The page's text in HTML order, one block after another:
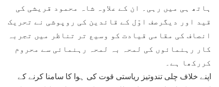
ہاتھ ہی میں رہی۔ ان کے علاوہ شاہ محمود قریشی کی
قید اور دیگرصف اوّل کے قائدین کی روپوشی نے تحریک
انصاف کی مقامی قیادت کو وسیع تر تناظر میں تجربہ
کار رہنمائوں کی لمحہ بہ لمحہ رہنمائی سے محروم
کررکھا ہے۔
اپنے خلاف چلی تندوتیز ریاستی قوت کی ہوا کا سامنا کرنے کے